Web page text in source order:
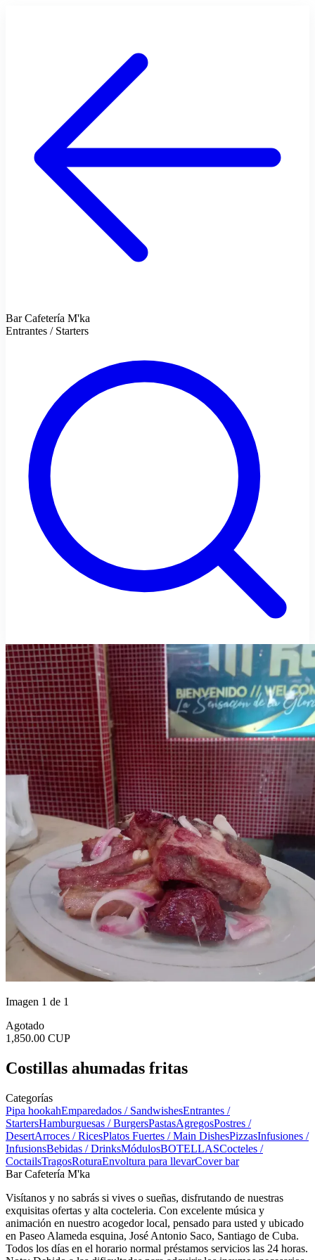
Bar Cafetería M'ka
Entrantes / Starters
Imagen 1 de 1
Agotado
1,850.00 CUP
Costillas ahumadas fritas
Categorías
Pipa hookahEmparedados / SandwishesEntrantes /
StartersHamburguesas / BurgersPastasAgregosPostres /
DesertArroces / RicesPlatos Fuertes / Main DishesPizzasInfusiones /
InfusionsBebidas / DrinksMódulosBOTELLASCocteles /
CoctailsTragosRoturaEnvoltura para llevarCover bar
Bar Cafetería M'ka
Visítanos y no sabrás si vives o sueñas, disfrutando de nuestras
exquisitas ofertas y alta cocteleria. Con excelente música y
animación en nuestro acogedor local, pensado para usted y ubicado
en Paseo Alameda esquina, José Antonio Saco, Santiago de Cuba.
Todos los días en el horario normal préstamos servicios las 24 horas.